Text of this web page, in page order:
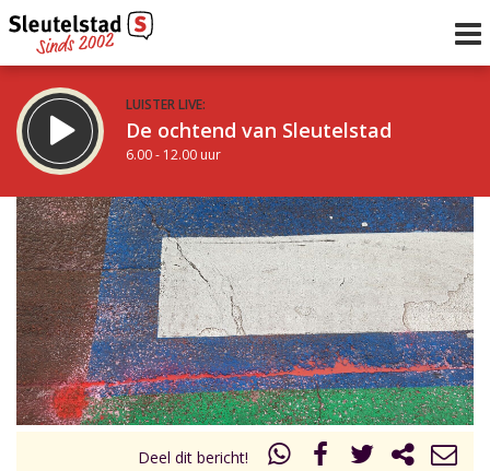
LUISTER LIVE:
De ochtend van Sleutelstad
6.00 - 12.00 uur
STRAKS:
De middag van Sleutelstad
12.00 - 18.00 uur
Vorig uur
uur 1 van 0 Volgend uur
Inklappen
Deel dit bericht!